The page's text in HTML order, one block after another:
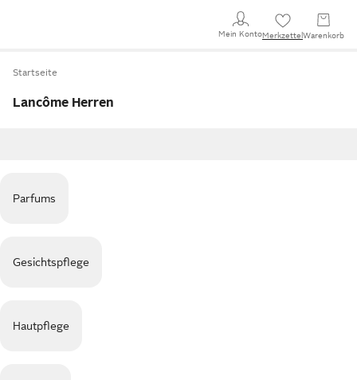
Mein KontoMerkzettel Warenkorb
Startseite
Lancôme Herren
Parfums
Gesichtspflege
Hautpflege